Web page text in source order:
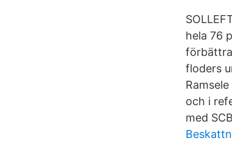
hela 76
floders
och i
med